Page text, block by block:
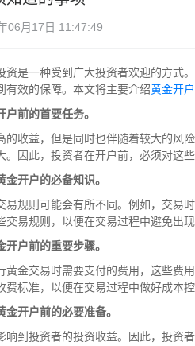
06月17日 11:47:49
资是一种受到广大投资者欢迎的方式
有效的保障。本文将主要介绍黄金开户
前的首要任务。
的收益，但是同时也伴随着较大的风
。因此，投资者在开户前，必须对这
开户的必备知识。
易规则可能会有所不同。例如，交易
易规则，以便在交易过程中避免出现
户前的重要步骤。
黄金交易时需要支付的费用，这些费
标准，以便在交易过程中做好成本控
开户前的必要准备。
响到投资者的投资收益。因此，投资